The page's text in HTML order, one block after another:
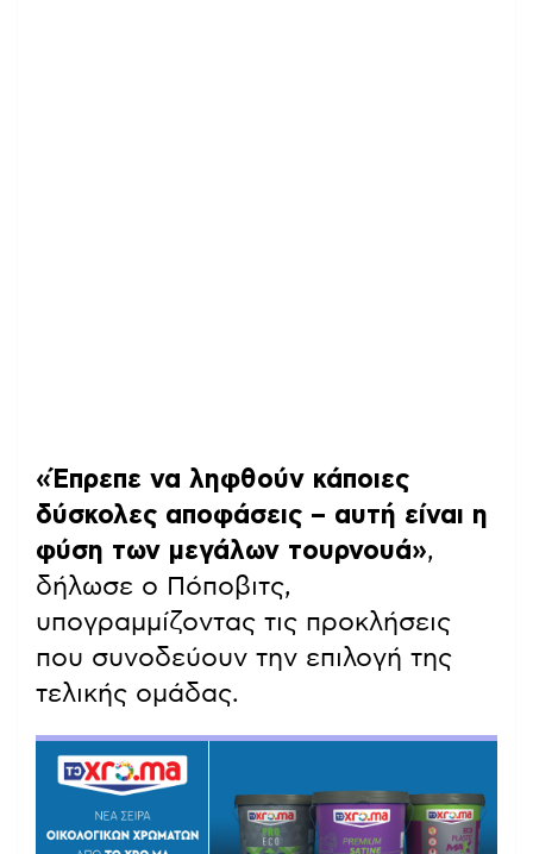
«Έπρεπε να ληφθούν κάποιες
δύσκολες αποφάσεις – αυτή είναι η
φύση των μεγάλων τουρνουά»,
δήλωσε ο Πόποβιτς,
υπογραμμίζοντας τις προκλήσεις
που συνοδεύουν την επιλογή της
τελικής ομάδας.